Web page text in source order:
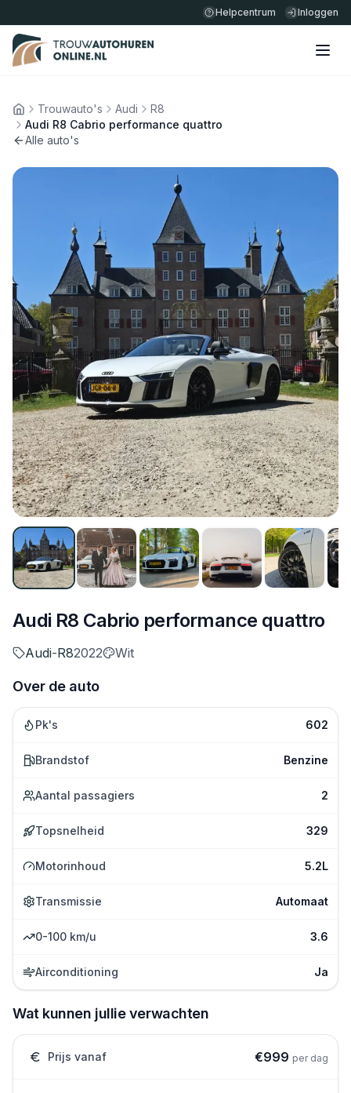
Helpcentrum Inloggen
HomeTrouwauto's Audi
R8
Audi R8 Cabrio performance quattro
Alle auto's
Audi R8 Cabrio performance quattro
Audi-R82022 Wit
Over de auto
Pk's 602
Brandstof Benzine
Aantal passagiers 2
Topsnelheid 329
Motorinhoud 5.2L
Transmissie Automaat
0-100 km/u 3.6
Airconditioning Ja
Wat kunnen jullie verwachten
Prijs vanaf €999 per dag